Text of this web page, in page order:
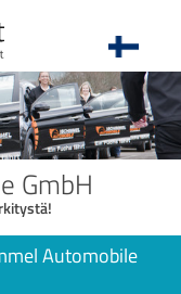
GmbH
Automobile